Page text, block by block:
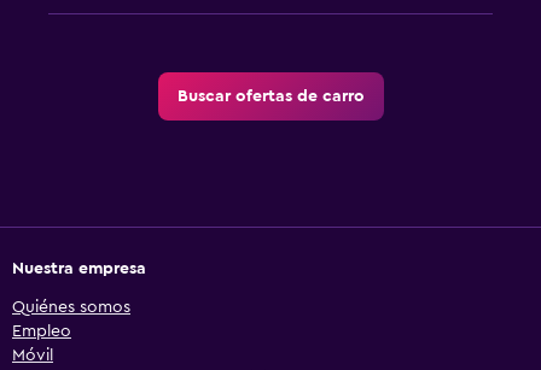
Buscar ofertas de carro
Nuestra empresa
Quiénes somos
Empleo
Móvil